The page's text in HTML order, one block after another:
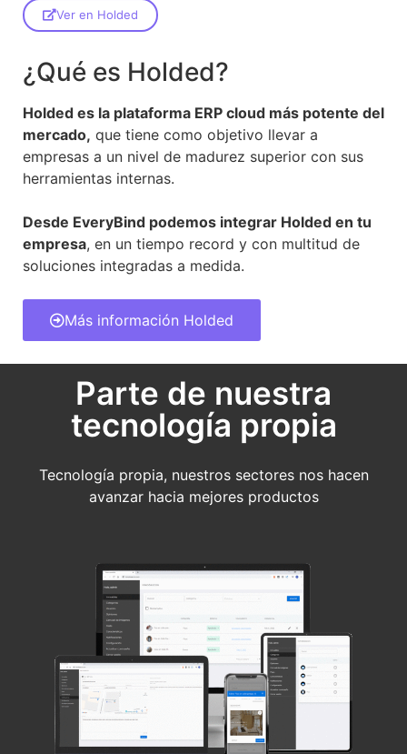
Ver en Holded
¿Qué es Holded?
Holded es la plataforma ERP cloud más potente del
mercado, que tiene como objetivo llevar a
empresas a un nivel de madurez superior con sus
herramientas internas.
Desde EveryBind podemos integrar Holded en tu
empresa, en un tiempo record y con multitud de
soluciones integradas a medida.
Más información Holded
Parte de nuestra
tecnología propia
Tecnología propia, nuestros sectores nos hacen
avanzar hacia mejores productos